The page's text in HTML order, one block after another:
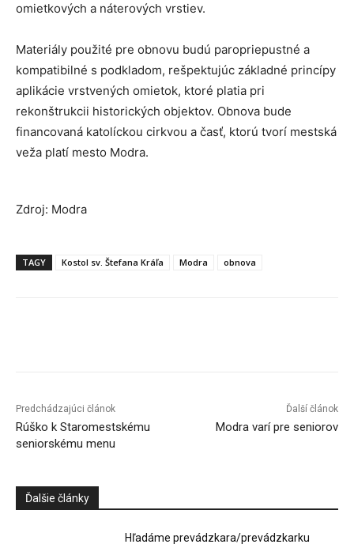
omietkových a náterových vrstiev.
Materiály použité pre obnovu budú paropriepustné a
kompatibilné s podkladom, rešpektujúc základné princípy
aplikácie vrstvených omietok, ktoré platia pri
rekonštrukcii historických objektov. Obnova bude
financovaná katolíckou cirkvou a časť, ktorú tvorí mestská
veža platí mesto Modra.
Zdroj: Modra
TAGY Kostol sv. Štefana Kráľa Modra obnova
Predchádzajúci článok
Rúško k Staromestskému
seniorskému menu
Ďalší článok
Modra varí pre seniorov
Ďalšie články
Hľadáme prevádzkara/prevádzkarku